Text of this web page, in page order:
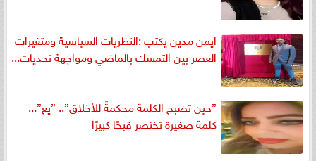
ايمن مدين يكتب :النظريات السياسية ومتغيرات
العصر بين التمسك بالماضي ومواجهة تحديات...
”حين تصبح الكلمة محكمةً للأخلاق”.. ”يع”...
كلمة صغيرة تختصر قبحًا كبيرًا